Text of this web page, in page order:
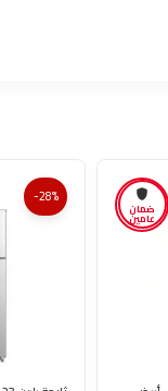
ضمان
عامين
-28%